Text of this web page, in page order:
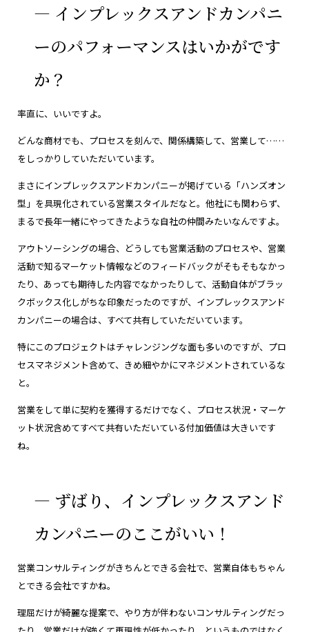
― インプレックスアンドカンパニ
ーのパフォーマンスはいかがです
か？
率直に、いいですよ。
どんな商材でも、プロセスを刻んで、関係構築して、営業して……
をしっかりしていただいています。
まさにインプレックスアンドカンパニーが掲げている「ハンズオン
型」を具現化されている営業スタイルだなと。他社にも関わらず、
まるで長年一緒にやってきたような自社の仲間みたいなんですよ。
アウトソーシングの場合、どうしても営業活動のプロセスや、営業
活動で知るマーケット情報などのフィードバックがそもそもなかっ
たり、あっても期待した内容でなかったりして、活動自体がブラッ
クボックス化しがちな印象だったのですが、インプレックスアンド
カンパニーの場合は、すべて共有していただいています。
特にこのプロジェクトはチャレンジングな面も多いのですが、プロ
セスマネジメント含めて、きめ細やかにマネジメントされているな
と。
営業をして単に契約を獲得するだけでなく、プロセス状況・マーケ
ット状況含めてすべて共有いただいている付加価値は大きいです
ね。
― ずばり、インプレックスアンド
カンパニーのここがいい！
営業コンサルティングがきちんとできる会社で、営業自体もちゃん
とできる会社ですかね。
理屈だけが綺麗な提案で、やり方が伴わないコンサルティングだっ